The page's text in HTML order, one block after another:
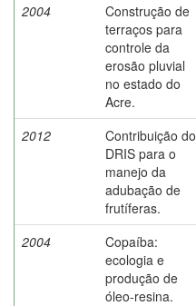
2004
Construção de
terraços para
controle da
erosão pluvial
no estado do
Acre.
2012
Contribuição do
DRIS para o
manejo da
adubação de
frutíferas.
2004
Copaíba:
ecologia e
produção de
óleo-resina.